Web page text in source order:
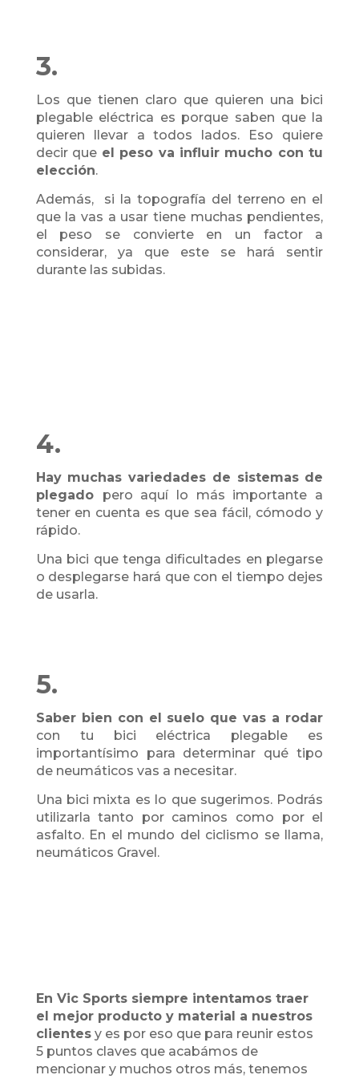
3.
Los que tienen claro que quieren una bici
plegable eléctrica es porque saben que la
quieren llevar a todos lados. Eso quiere
decir que el peso va influir mucho con tu
elección.
Además, si la topografía del terreno en el
que la vas a usar tiene muchas pendientes,
el peso se convierte en un factor a
considerar, ya que este se hará sentir
durante las subidas.
4.
Hay muchas variedades de sistemas de
plegado pero aquí lo más importante a
tener en cuenta es que sea fácil, cómodo y
rápido.
Una bici que tenga dificultades en plegarse
o desplegarse hará que con el tiempo dejes
de usarla.
5.
Saber bien con el suelo que vas a rodar
con tu bici eléctrica plegable es
importantísimo para determinar qué tipo
de neumáticos vas a necesitar.
Una bici mixta es lo que sugerimos. Podrás
utilizarla tanto por caminos como por el
asfalto. En el mundo del ciclismo se llama,
neumáticos Gravel.
En Vic Sports siempre intentamos traer
el mejor producto y material a nuestros
clientesy es por eso que para reunir estos
5 puntos claves que acabámos de
mencionar y muchos otros más, tenemos